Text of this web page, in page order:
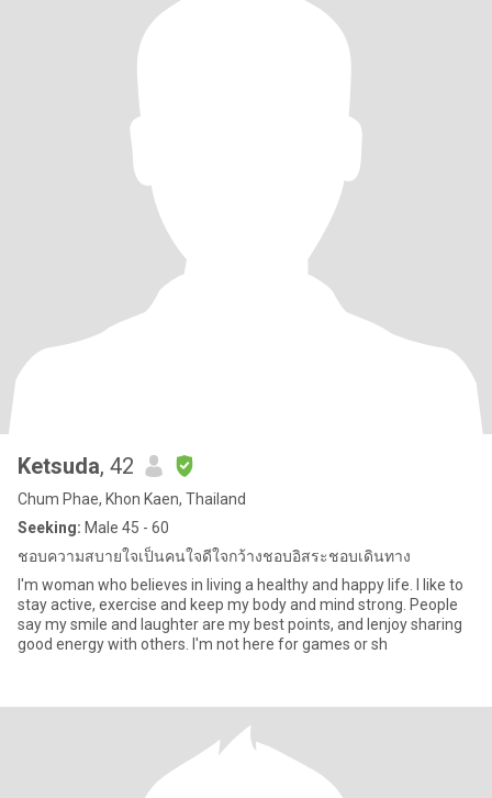
Ketsuda, 42
Chum Phae, Khon Kaen, Thailand
Seeking: Male 45 - 60
ชอบความสบายใจเป็นคนใจดีใจกว้างชอบอิสระชอบเดินทาง
I'm woman who believes in living a healthy and happy life. I like to
stay active, exercise and keep my body and mind strong. People
say my smile and laughter are my best points, and lenjoy sharing
good energy with others. I'm not here for games or sh